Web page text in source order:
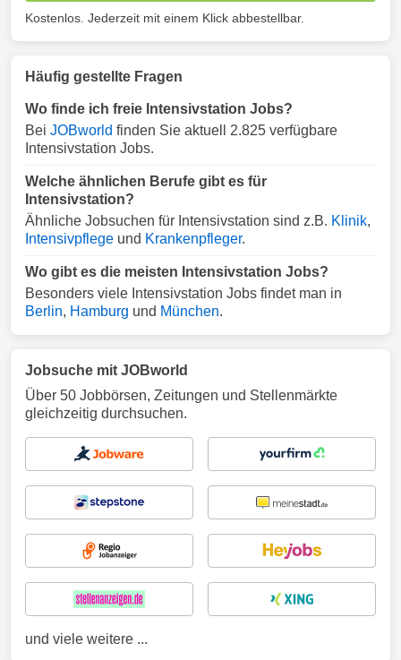
Kostenlos. Jederzeit mit einem Klick abbestellbar.
Häufig gestellte Fragen
Wo finde ich freie Intensivstation Jobs?
Bei JOBworld finden Sie aktuell 2.825 verfügbare
Intensivstation Jobs.
Welche ähnlichen Berufe gibt es für
Intensivstation?
Ähnliche Jobsuchen für Intensivstation sind z.B. Klinik,
Intensivpflege und Krankenpfleger.
Wo gibt es die meisten Intensivstation Jobs?
Besonders viele Intensivstation Jobs findet man in
Berlin, Hamburg und München.
Jobsuche mit JOBworld
Über 50 Jobbörsen, Zeitungen und Stellenmärkte
gleichzeitig durchsuchen.
und viele weitere ...